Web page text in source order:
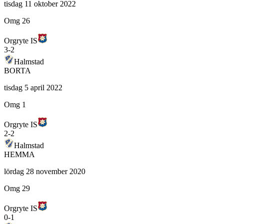
tisdag 11 oktober 2022
Omg 26
Orgryte IS
3-2
Halmstad
BORTA
tisdag 5 april 2022
Omg 1
Orgryte IS
2-2
Halmstad
HEMMA
lördag 28 november 2020
Omg 29
Orgryte IS
0-1